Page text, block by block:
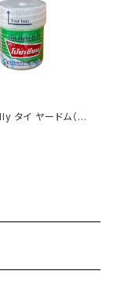
タイ ヤードム（嗅
Saen Balm Oil